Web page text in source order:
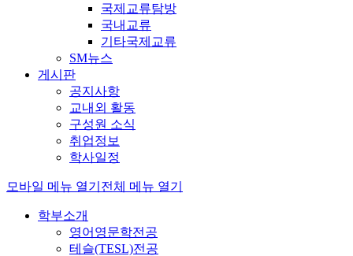
국제교류탐방
국내교류
기타국제교류
SM뉴스
게시판
공지사항
교내외 활동
구성원 소식
취업정보
학사일정
모바일 메뉴 열기 전체 메뉴 열기
학부소개
영어영문학전공
테슬(TESL)전공